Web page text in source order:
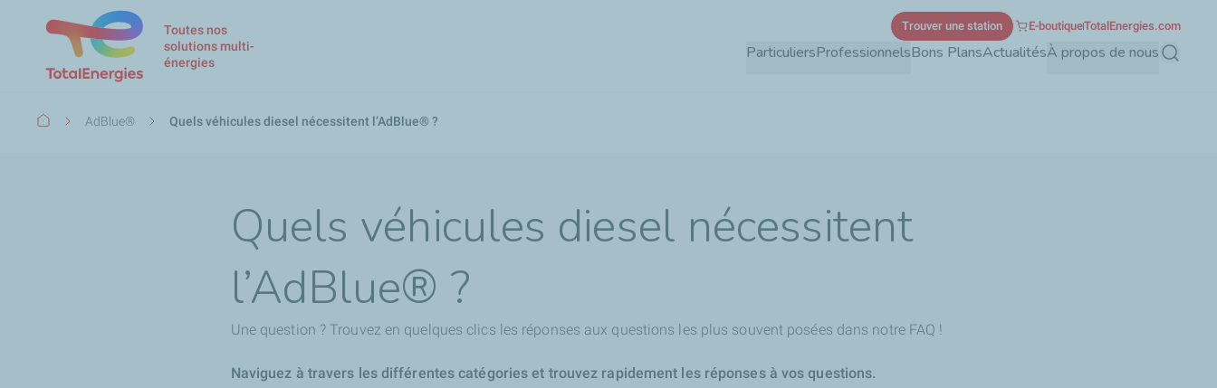
Toutes nos
solutions multi-
énergies
ParticuliersProfessionnelsBons PlansActualitésÀ propos de nous
Trouver une station E-boutiqueTotalEnergies.com
Fil
AdBlue® Quels véhicules diesel nécessitent l’AdBlue® ?
Quels véhicules diesel nécessitent
l’AdBlue® ?
Une question ? Trouvez en quelques clics les réponses aux questions les plus souvent posées dans notre FAQ !
Naviguez à travers les différentes catégories et trouvez rapidement les réponses à vos questions.